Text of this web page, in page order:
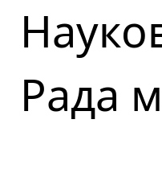
Рада